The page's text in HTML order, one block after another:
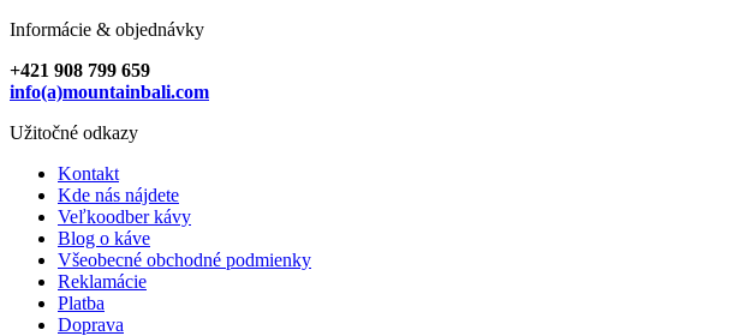
Informácie & objednávky
+421 908 799 659
info(a)mountainbali.com
Užitočné odkazy
Kontakt
Kde nás nájdete
Veľkoodber kávy
Blog o káve
Všeobecné obchodné podmienky
Reklamácie
Platba
Doprava